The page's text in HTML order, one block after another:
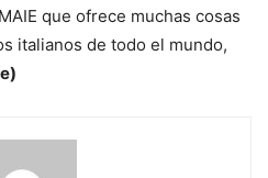
que ofrece muchas cosas
italianos de todo el mundo,